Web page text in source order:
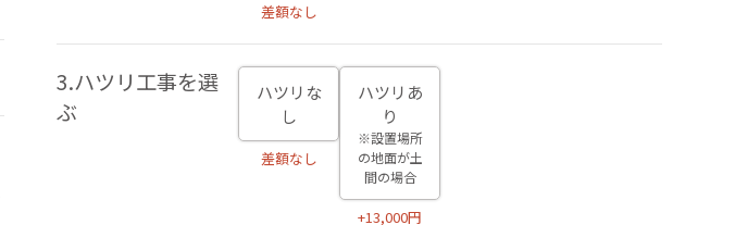
差額なし
3.ハツリ工事を選
ぶ
ハツリな
し
差額なし
ハツリあ
り
※設置場所
の地面が土
間の場合
+13,000円